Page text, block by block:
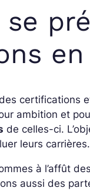
en
certifications
ambition et
de celles-ci.
leurs carrières.
à l’affût
aussi des